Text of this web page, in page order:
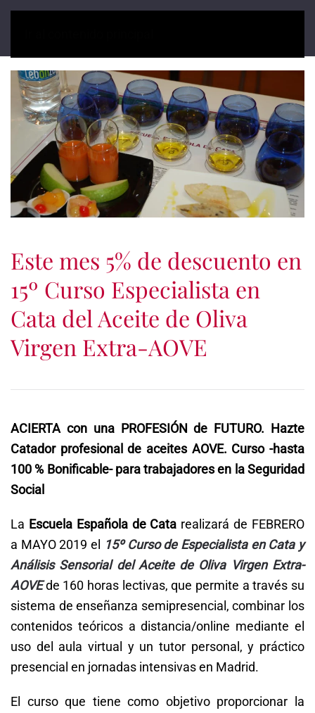
Este mes 5% de descuento en
15º Curso Especialista en
Cata del Aceite de Oliva
Virgen Extra-AOVE
ACIERTA con una PROFESIÓN de FUTURO. Hazte
Catador profesional de aceites AOVE. Curso -hasta
100 % Bonificable- para trabajadores en la Seguridad
Social
La Escuela Española de Cata realizará de FEBRERO
a MAYO 2019 el
15º Curso de Especialista en Cata y
Análisis Sensorial del Aceite de Oliva Virgen Extra-
AOVE de 160 horas lectivas, que permite a través su
sistema de enseñanza semipresencial, combinar los
contenidos teóricos a distancia/online mediante el
uso del aula virtual y un tutor personal, y práctico
presencial en jornadas intensivas en Madrid.
El curso que tiene como objetivo proporcionar la